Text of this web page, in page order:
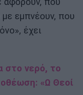
αφορούν, που
εμπνέουν, που
έχει
στο νερό, το
«Ω Θεοί